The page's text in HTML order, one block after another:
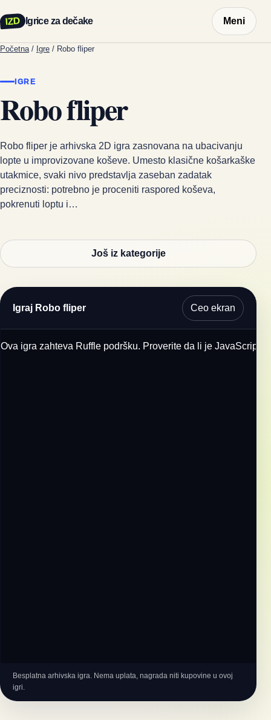
IZD Igrice za dečake Meni
Početna / Igre / Robo fliper
IGRE
Robo fliper
Robo fliper je arhivska 2D igra zasnovana na ubacivanju
lopte u improvizovane koševe. Umesto klasične košarkaške
utakmice, svaki nivo predstavlja zaseban zadatak
preciznosti: potrebno je proceniti raspored koševa,
pokrenuti loptu i…
Još iz kategorije
Igraj Robo fliper Ceo ekran
Ova igra zahteva Ruffle podršku. Proverite da li je JavaScript
Besplatna arhivska igra. Nema uplata, nagrada niti kupovine u ovoj
igri.